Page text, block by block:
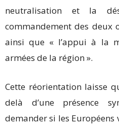
neutralisation et la
commandement des deux
ainsi que « l’appui à la
armées de la région ».
Cette réorientation laisse
delà d’une présence
demander si les Européens